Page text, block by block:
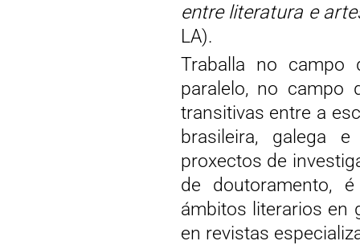
entre literatura e
LA).
Traballa no campo
paralelo, no campo
transitivas entre a
brasileira, galega
proxectos de
de doutoramento,
ámbitos literarios en
en revistas